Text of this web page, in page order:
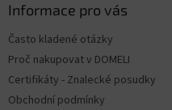
Informace pro vás
Často kladené otázky
Proč nakupovat v DOMELI
Certifikáty - Znalecké posudky
Obchodní podmínky